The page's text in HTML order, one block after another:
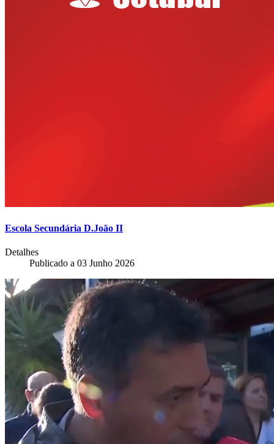
Escola Secundária D.João II
Detalhes
Publicado a 03 Junho 2026